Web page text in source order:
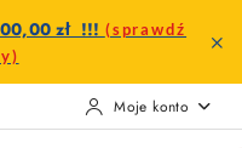
zł !!! (sprawdź
Moje konto